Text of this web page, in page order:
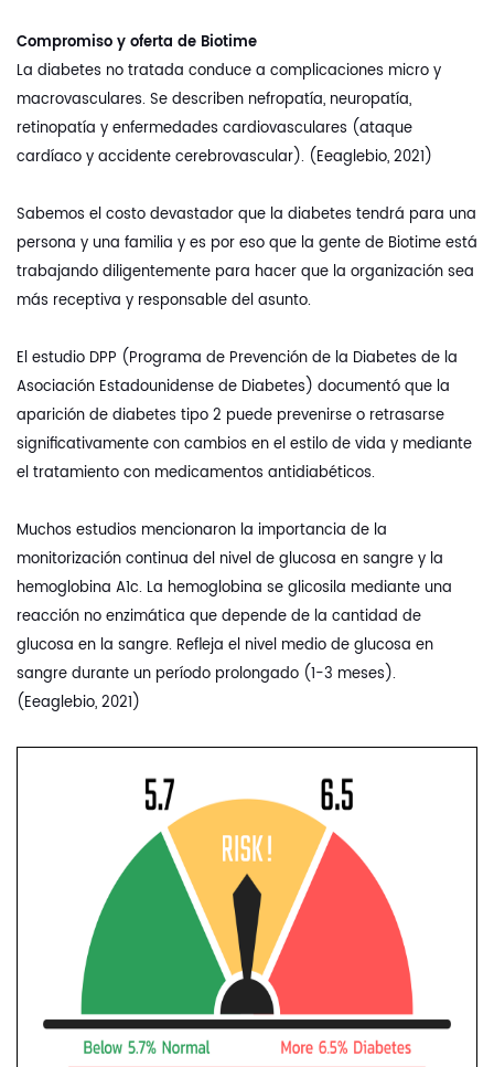
Compromiso y oferta de Biotime
La diabetes no tratada conduce a complicaciones micro y
macrovasculares. Se describen nefropatía, neuropatía,
retinopatía y enfermedades cardiovasculares (ataque
cardíaco y accidente cerebrovascular). (Eeaglebio, 2021)
Sabemos el costo devastador que la diabetes tendrá para una
persona y una familia y es por eso que la gente de Biotime está
trabajando diligentemente para hacer que la organización sea
más receptiva y responsable del asunto.
El estudio DPP (Programa de Prevención de la Diabetes de la
Asociación Estadounidense de Diabetes) documentó que la
aparición de diabetes tipo 2 puede prevenirse o retrasarse
significativamente con cambios en el estilo de vida y mediante
el tratamiento con medicamentos antidiabéticos.
Muchos estudios mencionaron la importancia de la
monitorización continua del nivel de glucosa en sangre y la
hemoglobina A1c. La hemoglobina se glicosila mediante una
reacción no enzimática que depende de la cantidad de
glucosa en la sangre. Refleja el nivel medio de glucosa en
sangre durante un período prolongado (1-3 meses).
(Eeaglebio, 2021)